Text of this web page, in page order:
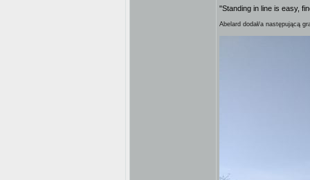
"Standing in line is easy,
Abelard dodał/a następującą